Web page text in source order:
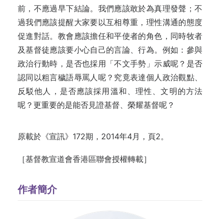
前，不應過早下結論。我們應該敢於為真理發聲；不
過我們應該提醒大家要以互相尊重，理性溝通的態度
促進對話。教會應該擔任和平使者的角色，同時牧者
及基督徒應該要小心自己的言論、行為。例如：參與
政治行動時，是否也採用「不文手勢」示威呢？是否
認同以粗言穢語辱罵人呢？究竟表達個人政治觀點、
反駁他人，是否應該採用溫和、理性、文明的方法
呢？更重要的是能否見證基督、榮耀基督呢？
原載於《宣訊》172期，2014年4月，頁2。
［基督教宣道會香港區聯會授權轉載］
作者簡介